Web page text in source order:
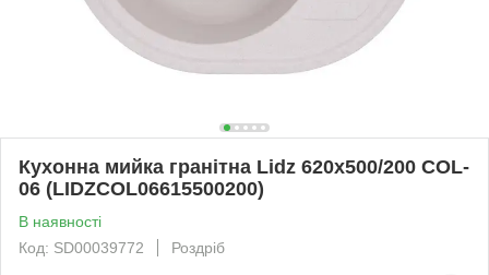
Кухонна мийка гранітна Lidz 620x500/200 COL-
06 (LIDZCOL06615500200)
В наявності
Код: SD00039772
Роздріб